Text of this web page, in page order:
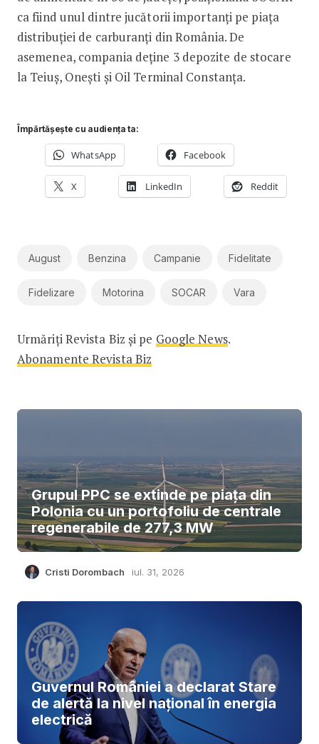
ca fiind unul dintre jucătorii importanţi pe piaţa
distribuţiei de carburanţi din România. De
asemenea, compania deține 3 depozite de stocare
la Teiuș, Onești și Oil Terminal Constanța.
Împărtășește cu audiența ta:
WhatsApp Facebook
X LinkedIn Reddit
August Benzina Campanie Fidelitate
Fidelizare Motorina SOCAR Vara
Urmăriți Revista Biz și pe Google News.
Abonamente Revista Biz
Grupul PPC se extinde pe piața din
Polonia cu un portofoliu de centrale
regenerabile de 277,3 MW
Cristi Dorombach iul. 31, 2026
Guvernul României a declarat Stare
de alertă la nivel național în energia
electrică